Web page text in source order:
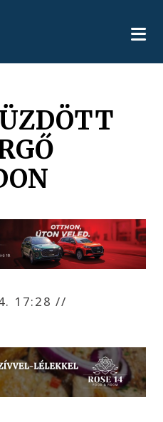
17:28//